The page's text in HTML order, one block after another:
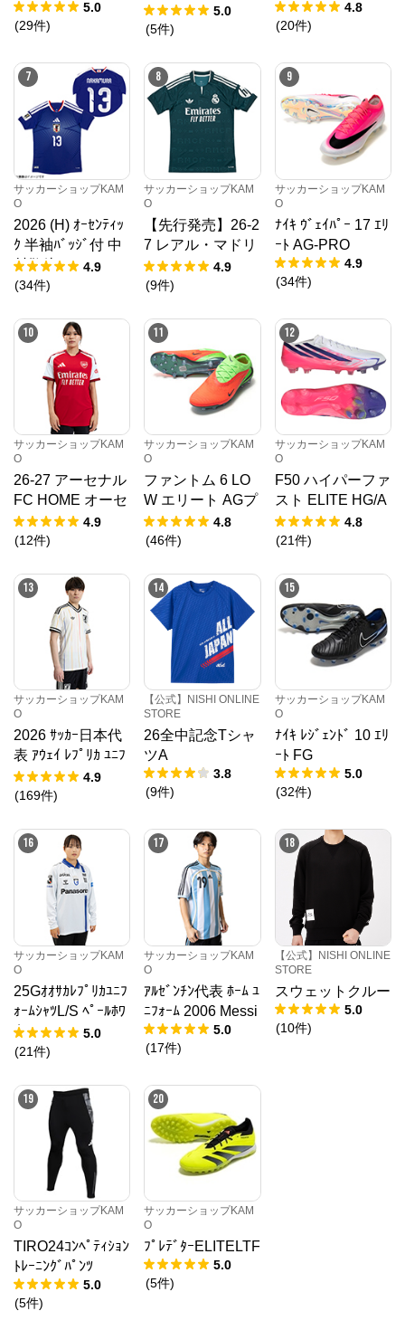
5.0
(29件)
ォーム
5.0
(5件)
4.8
(20件)
7
サッカーショップKAM
O
2026 (H) ｵｰｾﾝﾃｨｯ
ｸ 半袖ﾊﾞｯｼﾞ付 中
村敬斗
4.9
(34件)
8
サッカーショップKAM
O
【先行発売】26-2
7 レアル・マドリ
ード AWAY ユニ
フォーム
4.9
(9件)
9
サッカーショップKAM
O
ﾅｲｷ ｳﾞｪｲﾊﾟｰ 17 ｴﾘ
ｰﾄ AG-PRO
4.9
(34件)
10
サッカーショップKAM
O
26-27 アーセナル
FC HOME オーセ
ンティックユニフ
ォーム
4.9
(12件)
11
サッカーショップKAM
O
ファントム 6 LO
W エリート AGプ
ロ EH
4.8
(46件)
12
サッカーショップKAM
O
F50 ハイパーファ
スト ELITE HG/A
G JAPAN 4.8
(21件)
13
サッカーショップKAM
O
2026 ｻｯｶｰ日本代
表 ｱｳｪｲ ﾚﾌﾟﾘｶ ﾕﾆﾌ
ｫｰﾑ
4.9
(169件)
14
【公式】NISHI ONLINE
STORE
26全中記念Tシャ
ツA
3.8
(9件)
15
サッカーショップKAM
O
ﾅｲｷ ﾚｼﾞｪﾝﾄﾞ 10 ｴﾘ
ｰﾄ FG
5.0
(32件)
16
サッカーショップKAM
O
25Gｵｵｻｶﾚﾌﾟﾘｶﾕﾆﾌ
ｫｰﾑｼｬﾂL/S ﾍﾟｰﾙﾎﾜ
ｲﾄ
5.0
(21件)
17
サッカーショップKAM
O
ｱﾙｾﾞﾝﾁﾝ代表 ﾎｰﾑ ﾕ
ﾆﾌｫｰﾑ 2006 Messi
5.0
(17件)
18
【公式】NISHI ONLINE
STORE
スウェットクルー
5.0
(10件)
19
サッカーショップKAM
O
TIRO24ｺﾝﾍﾟﾃｨｼｮﾝ
ﾄﾚｰﾆﾝｸﾞﾊﾟﾝﾂ
5.0
(5件)
20
サッカーショップKAM
O
ﾌﾟﾚﾃﾞﾀｰELITELTF
5.0
(5件)
メガスポーツ公式サイト
公式ECサイト
※外部サイトが開きます
メガスポーツ公式サイトからのコメント
スポーツ・アウトドア用品ならスポーツオーソリテ
ジャーと各ブランドの新商品を多数ご紹介！